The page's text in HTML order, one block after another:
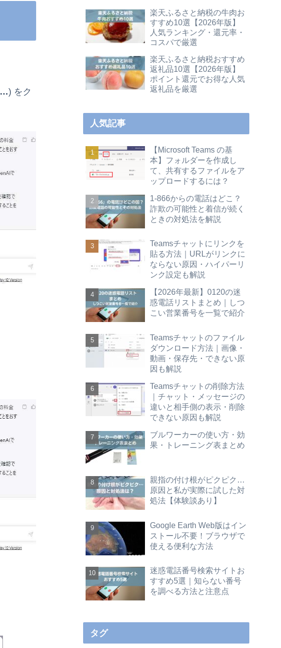
…) をク
楽天ふるさと納税の牛肉お
すすめ10選【2026年版】
人気ランキング・還元率・
コスパで厳選
楽天ふるさと納税おすすめ
返礼品10選【2026年版】
ポイント還元でお得な人気
返礼品を厳選
人気記事
【Microsoft Teams の基
本】フォルダーを作成し
て、共有するファイルをア
ップロードするには？
1-866からの電話はどこ？
詐欺の可能性と着信が続く
ときの対処法を解説
Teamsチャットにリンクを
貼る方法｜URLがリンクに
ならない原因・ハイパーリ
ンク設定も解説
【2026年最新】0120の迷
惑電話リストまとめ｜しつ
こい営業番号を一覧で紹介
Teamsチャットのファイル
ダウンロード方法｜画像・
動画・保存先・できない原
因も解説
Teamsチャットの削除方法
｜チャット・メッセージの
違いと相手側の表示・削除
できない原因も解説
ブルワーカーの使い方・効
果・トレーニング表まとめ
親指の付け根がピクピク…
原因と私が実際に試した対
処法【体験談あり】
Google Earth Web版はイン
ストール不要！ブラウザで
使える便利な方法
迷惑電話番号検索サイトお
すすめ5選｜知らない番号
を調べる方法と注意点
タグ